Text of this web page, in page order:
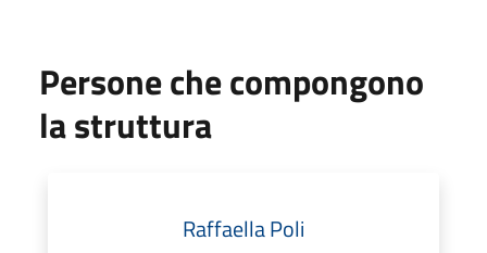
Persone che compongono
la struttura
Raffaella Poli